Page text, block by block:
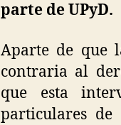
parte de UPyD.
Aparte de que
contraria al
que esta
particulares de